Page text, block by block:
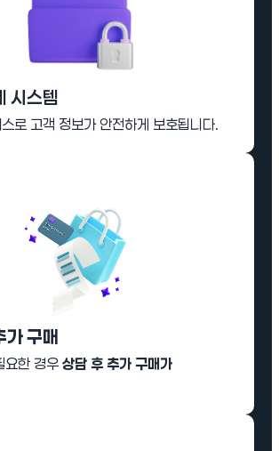
시스템
로 고객 정보가 안전하게 보호됩니다.
가 구매
요한 경우 상담 후 추가 구매가